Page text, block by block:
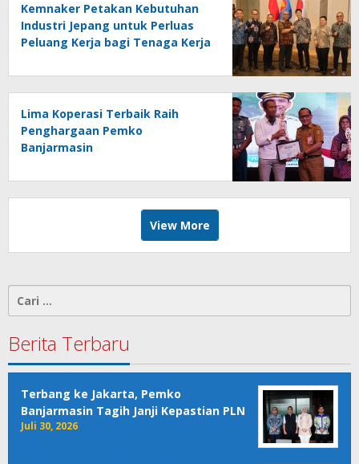
Kemnaker Petakan Kebutuhan
Industri Jepang untuk Perluas
Peluang Kerja bagi Tenaga Kerja
Lima Koperasi Terbaik Raih
Penghargaan Pemko
Banjarmasin
View More
Cari
untuk:
Berita Terbaru
Terbang ke Jakarta, Pemko
Banjarmasin Tagih Janji Kepastian PLN
Juli 30, 2026